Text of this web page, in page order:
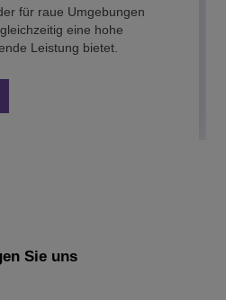
für raue Umgebungen
eine hohe
Leistung bietet.
wurde.
WLAN-Management,
und sichert das IoT in
Premises-Bereitstellung.
Sie uns